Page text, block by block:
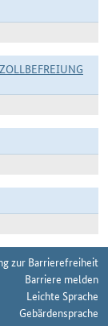
zur Barrierefreiheit
Barriere melden
Leichte Sprache
Gebärdensprache